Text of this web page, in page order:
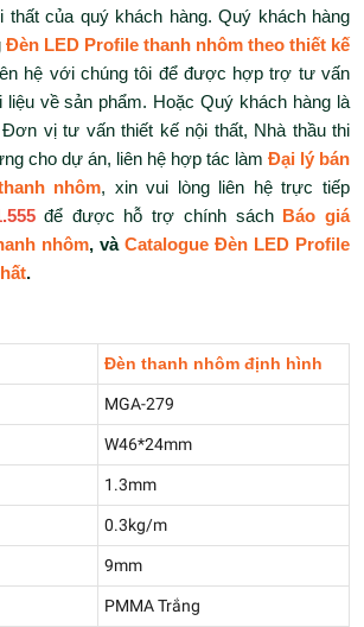
thất của quý khách hàng. Quý khách hàng
Đèn LED Profile thanh nhôm theo thiết kế
hệ với chúng tôi để được hợp trợ tư vấn
về sản phẩm. Hoặc Quý khách hàng là
vị tư vấn thiết kế nội thất, Nhà thầu thi
cho dự án, liên hệ hợp tác làm Đại lý bán
nhôm, xin vui lòng liên hệ trực tiếp
để được hỗ trợ chính sách
Báo giá
nhôm, và Catalogue Đèn LED Profile
.
Đèn thanh nhôm định hình
MGA-279
W46*24mm
1.3mm
0.3kg/m
9mm
PMMA Trắng